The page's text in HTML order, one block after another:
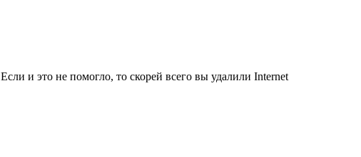
Если и это не помогло, то скорей всего вы удалили Internet